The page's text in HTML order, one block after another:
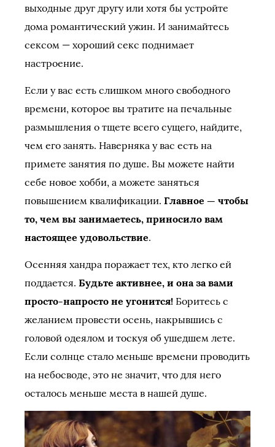
выходные друг другу или хотя бы устройте
дома романтический ужин. И занимайтесь
сексом — хороший секс поднимает
настроение.
Если у вас есть слишком много свободного
времени, которое вы тратите на печальные
размышления о тщете всего сущего, найдите,
чем его занять. Наверняка у вас есть на
примете занятия по душе. Вы можете найти
себе новое хобби, а можете заняться
повышением квалификации. Главное — чтобы
то, чем вы занимаетесь, приносило вам
настоящее удовольствие.
Осенняя хандра поражает тех, кто легко ей
поддается. Будьте активнее, и она за вами
просто-напросто не угонится! Боритесь с
желанием провести осень, накрывшись с
головой одеялом и тоскуя об ушедшем лете.
Если солнце стало меньше времени проводить
на небосводе, это не значит, что для него
осталось меньше места в нашей душе.